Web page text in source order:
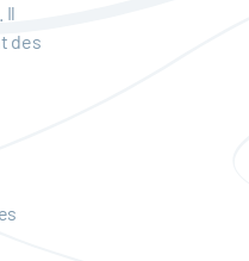
Il
des